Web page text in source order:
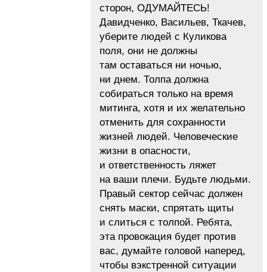
сторон, ОДУМАЙТЕСЬ!
Давидченко, Васильев, Ткачев,
уберите людей с Куликова
поля, они не должны
там оставаться ни ночью,
ни днем. Толпа должна
собираться только на время
митинга, хотя и их желательно
отменить для сохранности
жизней людей. Человеческие
жизни в опасности,
и ответственность ляжет
на ваши плечи. Будьте людьми.
Правый сектор сейчас должен
снять маски, спрятать щиты
и слиться с толпой. Ребята,
эта провокация будет против
вас, думайте головой наперед,
чтобы вэкстренной ситуации